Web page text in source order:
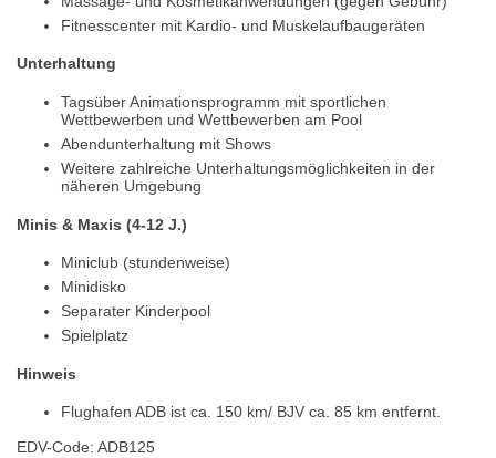
Fitnesscenter mit Kardio- und Muskelaufbaugeräten
Unterhaltung
Tagsüber Animationsprogramm mit sportlichen
Wettbewerben und Wettbewerben am Pool
Abendunterhaltung mit Shows
Weitere zahlreiche Unterhaltungsmöglichkeiten in der
näheren Umgebung
Minis & Maxis (4-12 J.)
Miniclub (stundenweise)
Minidisko
Separater Kinderpool
Spielplatz
Hinweis
Flughafen ADB ist ca. 150 km/ BJV ca. 85 km entfernt.
EDV-Code: ADB125